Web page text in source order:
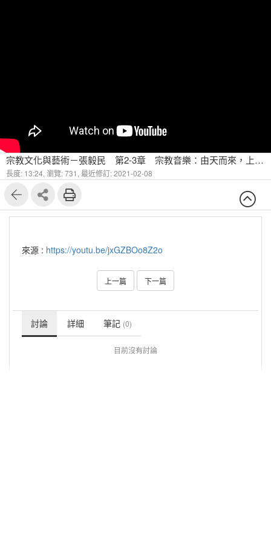
宗教文化與藝術－張毅民 第2-3章 宗教音樂：由天而來，上達天聽(一)
長度: 13:24, 瀏覽: 731, 最近修訂: 2021-02-08
來源 : https://youtu.be/jxGZBOo8Z2o
上一篇 下一篇
討論 詳細 筆記 (0)
目前沒有討論